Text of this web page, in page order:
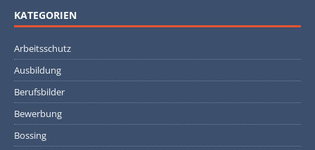
KATEGORIEN
Arbeitsschutz
Ausbildung
Berufsbilder
Bewerbung
Bossing